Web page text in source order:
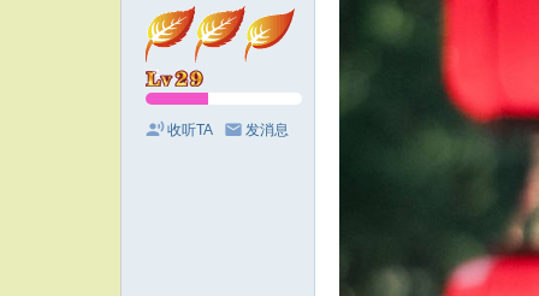
收听TA 发消息